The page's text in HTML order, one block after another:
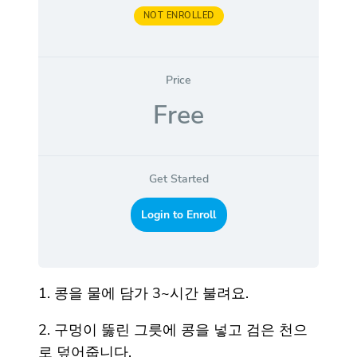
NOT ENROLLED
Price
Free
Get Started
Login to Enroll
1. 콩을 물에 담가 3~시간 불려요.
2. 구멍이 뚫린 그릇에 콩을 넣고 검은 천으
로 덮어줍니다.